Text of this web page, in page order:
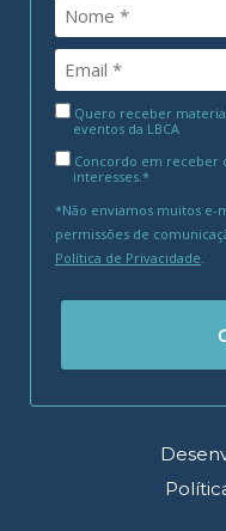
Quero receber
eventos da LBCA
Concordo em receber
interesses.*
*Não enviamos muitos e-
permissões de
Política de Privacidade.